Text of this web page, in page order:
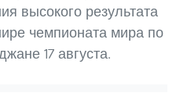
высокого результата
чемпионата мира по
17 августа.